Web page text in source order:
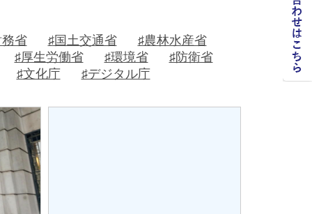
省 ♯国土交通省
♯農林水産省
♯厚生労働省
♯環境省
♯防衛省
♯文化庁
♯デジタル庁